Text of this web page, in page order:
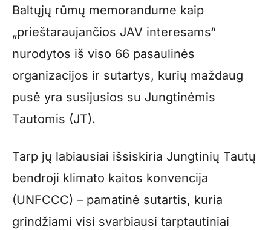
Baltųjų rūmų memorandume kaip
„prieštaraujančios JAV interesams“
nurodytos iš viso 66 pasaulinės
organizacijos ir sutartys, kurių maždaug
pusė yra susijusios su Jungtinėmis
Tautomis (JT).
Tarp jų labiausiai išsiskiria Jungtinių Tautų
bendroji klimato kaitos konvencija
(UNFCCC) – pamatinė sutartis, kuria
grindžiami visi svarbiausi tarptautiniai